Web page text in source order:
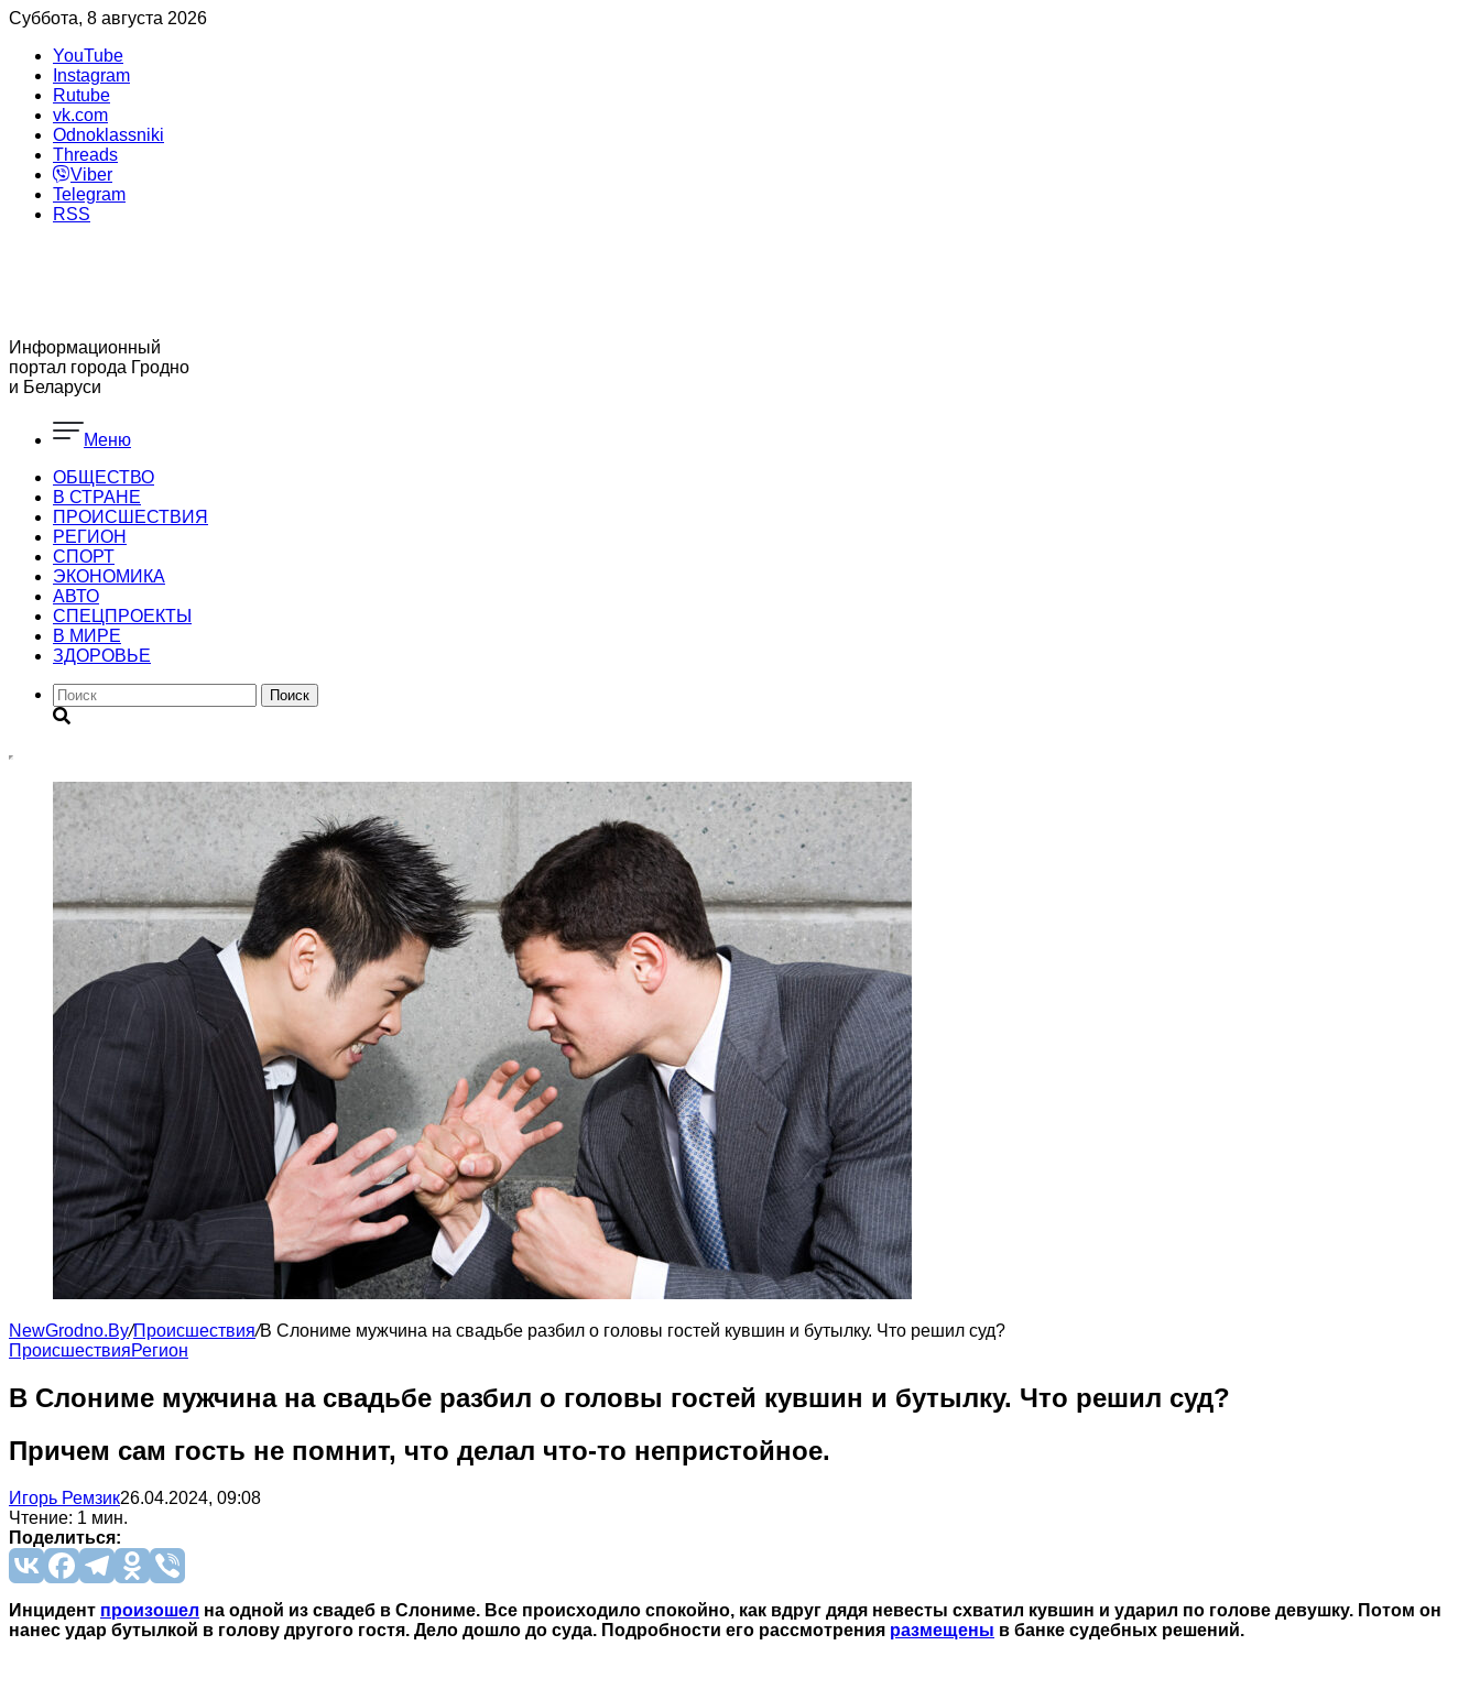
Суббота, 8 августа 2026
YouTube
Instagram
Rutube
vk.com
Odnoklassniki
Threads
Viber
Telegram
RSS
Информационный
портал города Гродно
и Беларуси
Меню
ОБЩЕСТВО
В СТРАНЕ
ПРОИСШЕСТВИЯ
РЕГИОН
CПОРТ
ЭКОНОМИКА
АВТО
СПЕЦПРОЕКТЫ
В МИРЕ
ЗДОРОВЬЕ
Поиск
NewGrodno.By/Происшествия/В Слониме мужчина на свадьбе разбил о головы гостей кувшин и бутылку. Что решил суд?
ПроисшествияРегион
В Слониме мужчина на свадьбе разбил о головы гостей кувшин и бутылку. Что решил суд?
Причем сам гость не помнит, что делал что-то непристойное.
Игорь Ремзик26.04.2024, 09:08
Чтение: 1 мин.
Поделиться:
Инцидент произошел на одной из свадеб в Слониме. Все происходило спокойно, как вдруг дядя невесты схватил кувшин и ударил по голове девушку. Потом он
нанес удар бутылкой в голову другого гостя. Дело дошло до суда. Подробности его рассмотрения размещены в банке судебных решений.